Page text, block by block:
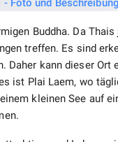
Buddha. Da
treffen. Es sind
Daher kann dieser Ort
ist Plai Laem, wo
kleinen See auf